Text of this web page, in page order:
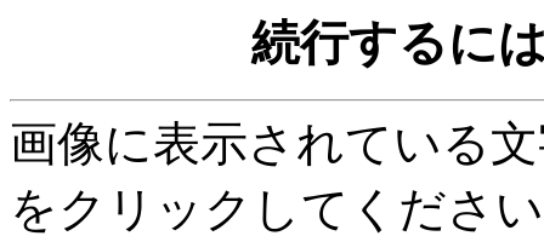
続行するに
画像に表示されている
をクリックしてくださ